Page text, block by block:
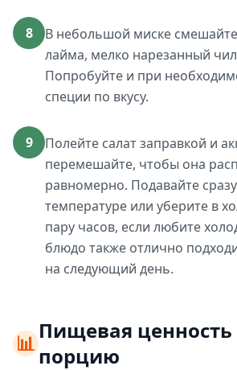
8
В небольшой миске
лайма, мелко нарезанный
Попробуйте и при
специи по вкусу.
9
Полейте салат заправкой и
перемешайте, чтобы она
равномерно. Подавайте
температуре или уберите в
пару часов, если любите
блюдо также отлично
на следующий день.
📊Пищевая ценность
порцию